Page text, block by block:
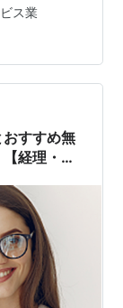
女性視点で
：女３程度
事内容がこ
た恋人探し
る。（参考
照元：…
ス業
すすめ無
経理・総